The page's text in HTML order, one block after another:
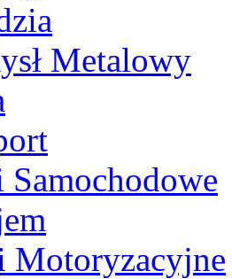
Metalowy
Samochodowe
Motoryzacyjne